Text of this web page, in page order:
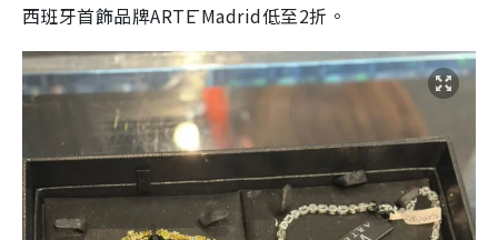
西班牙首飾品牌ARTĒ Madrid低至2折。